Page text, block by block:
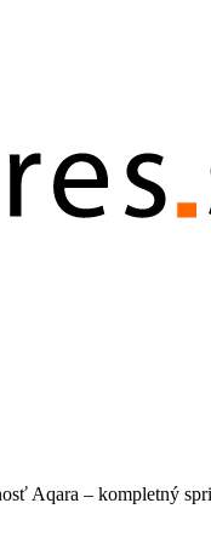
Aqara – kompletný